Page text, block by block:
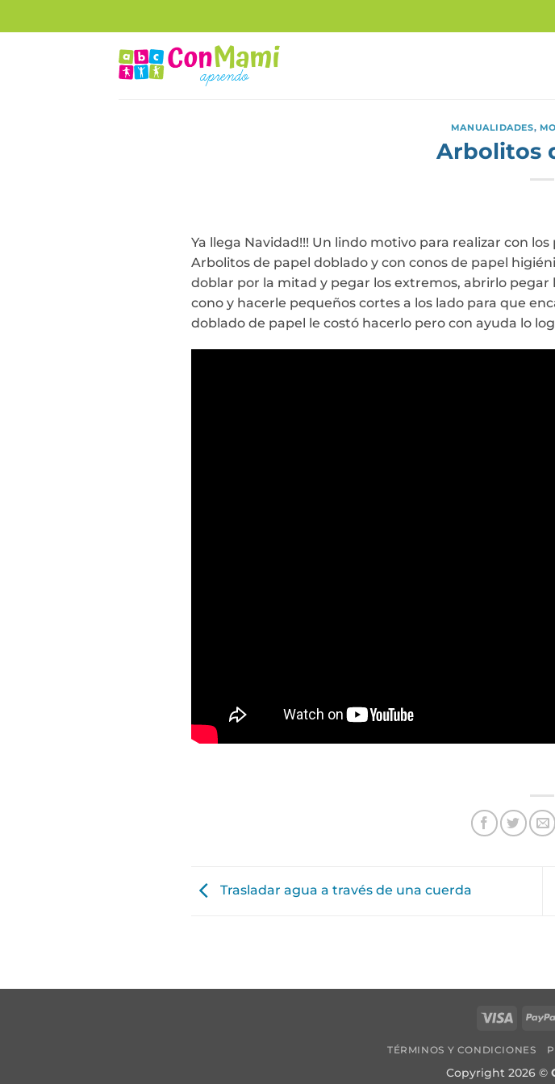
MANUALIDADES,
Arbolitos
Ya llega Navidad!!! Un lindo motivo para realizar con
Arbolitos de papel doblado y con conos de papel
doblar por la mitad y pegar los extremos, abrirlo pegar
cono y hacerle pequeños cortes a los lado para que
doblado de papel le costó hacerlo pero con ayuda lo
Trasladar agua a través de una cuerda
TÉRMINOS Y CONDICIONES
Copyright 2026 ©